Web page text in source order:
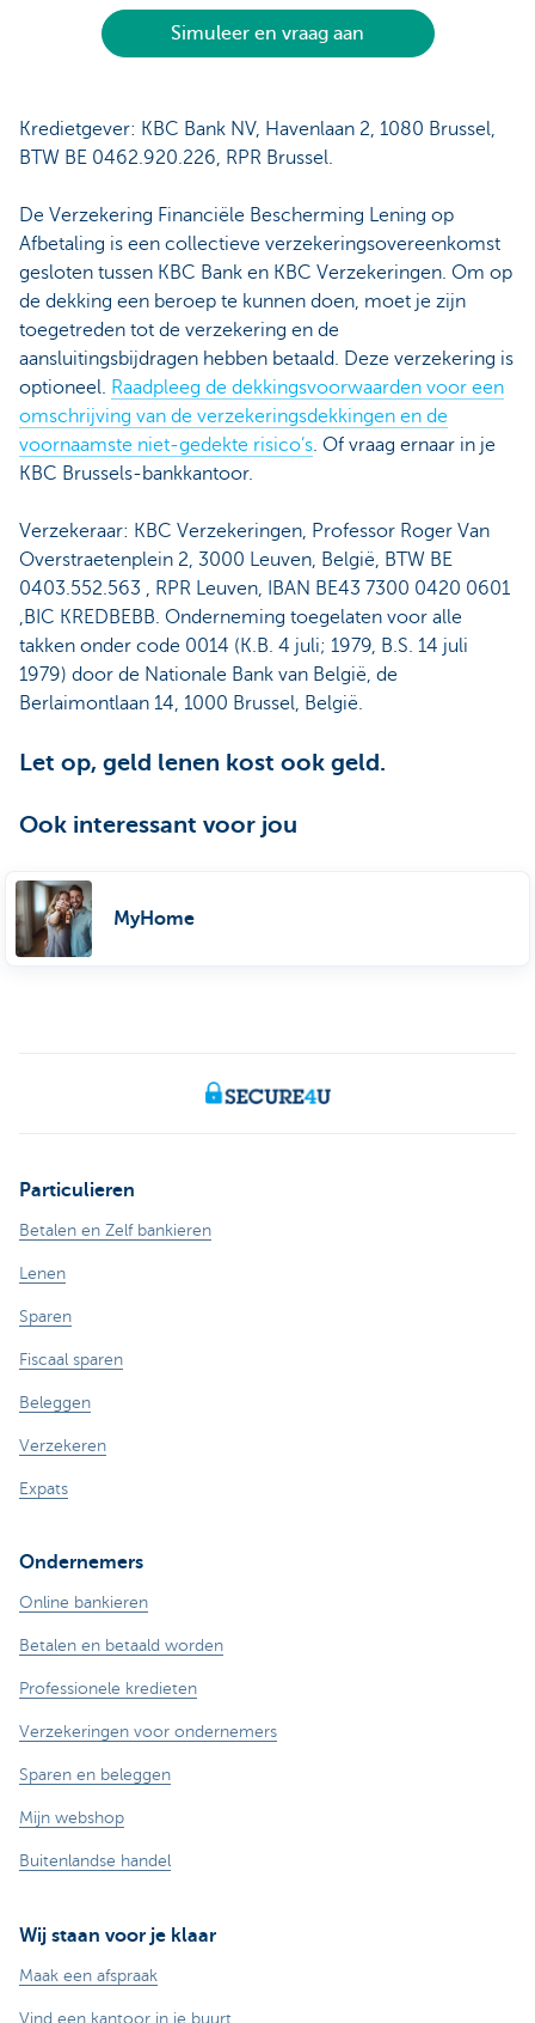
Simuleer en vraag aan
Kredietgever: KBC Bank NV, Havenlaan 2, 1080 Brussel,
BTW BE 0462.920.226, RPR Brussel.
De Verzekering Financiële Bescherming Lening op
Afbetaling is een collectieve verzekeringsovereenkomst
gesloten tussen KBC Bank en KBC Verzekeringen. Om op
de dekking een beroep te kunnen doen, moet je zijn
toegetreden tot de verzekering en de
aansluitingsbijdragen hebben betaald. Deze verzekering is
optioneel. Raadpleeg de dekkingsvoorwaarden voor een
omschrijving van de verzekeringsdekkingen en de
voornaamste niet-gedekte risico’s. Of vraag ernaar in je
KBC Brussels-bankkantoor.
Verzekeraar: KBC Verzekeringen, Professor Roger Van
Overstraetenplein 2, 3000 Leuven, België, BTW BE
0403.552.563 , RPR Leuven, IBAN BE43 7300 0420 0601
,BIC KREDBEBB. Onderneming toegelaten voor alle
takken onder code 0014 (K.B. 4 juli; 1979, B.S. 14 juli
1979) door de Nationale Bank van België, de
Berlaimontlaan 14, 1000 Brussel, België.
Let op, geld lenen kost ook geld.
Ook interessant voor jou
MyHome
Particulieren
Betalen en Zelf bankieren
Lenen
Sparen
Fiscaal sparen
Beleggen
Verzekeren
Expats
Ondernemers
Online bankieren
Betalen en betaald worden
Professionele kredieten
Verzekeringen voor ondernemers
Sparen en beleggen
Mijn webshop
Buitenlandse handel
Wij staan voor je klaar
Maak een afspraak
Vind een kantoor in je buurt